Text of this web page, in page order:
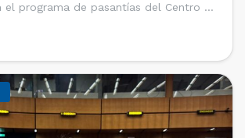
el programa de pasantías del Centro de
Entre el 3 de noviembre y el 30 de
su pasantía Ingrid Ivania […]